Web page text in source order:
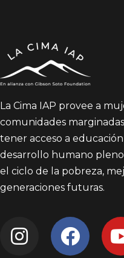
La Cima IAP provee a
comunidades
tener acceso a
desarrollo humano
el ciclo de la pobreza,
generaciones futuras.